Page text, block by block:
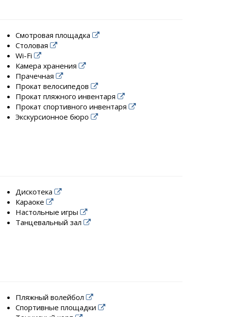
Смотровая площадка
Столовая
Wi-Fi
Камера хранения
Прачечная
Прокат велосипедов
Прокат пляжного инвентаря
Прокат спортивного инвентаря
Экскурсионное бюро
Дискотека
Караоке
Настольные игры
Танцевальный зал
Пляжный волейбол
Спортивные площадки